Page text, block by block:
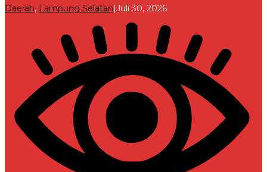
Daerah, Lampung Selatan|Juli 30, 2026oleh